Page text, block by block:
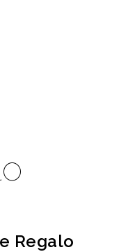
Regalo